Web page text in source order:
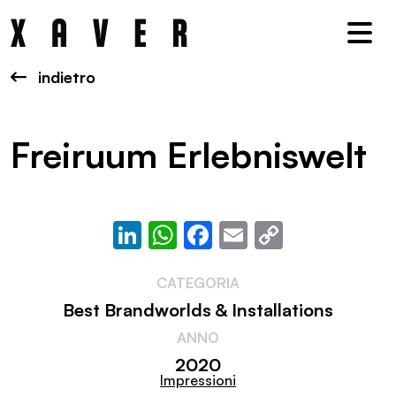
indietro
Freiruum Erlebniswelt
LinkedIn
WhatsApp
Facebook
Email
CATEGORIA
Best Brandworlds & Installations
ANNO
2020
Impressioni